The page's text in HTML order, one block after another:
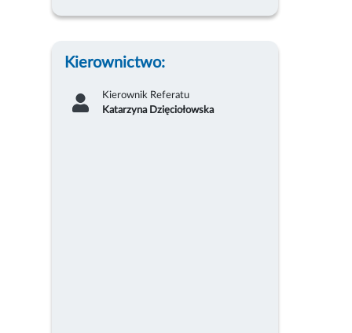
Kierownictwo:
Kierownik Referatu
Katarzyna Dzięciołowska